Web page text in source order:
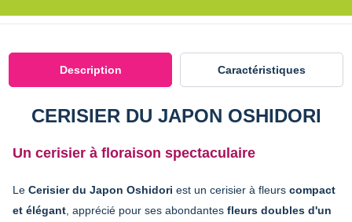
Description Caractéristiques
CERISIER DU JAPON OSHIDORI
Un cerisier à floraison spectaculaire
Le Cerisier du Japon Oshidori est un cerisier à fleurs compact
et élégant , apprécié pour ses abondantes fleurs doubles d'un